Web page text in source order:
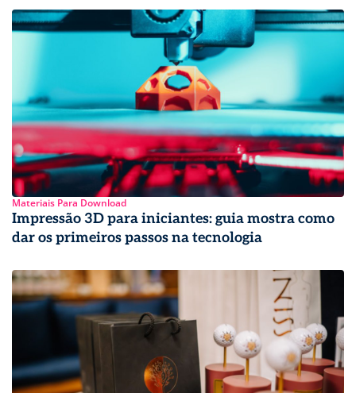
Materiais Para Download
Impressão 3D para iniciantes: guia mostra como
dar os primeiros passos na tecnologia